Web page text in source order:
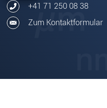
+41 71 250 08 38
Zum Kontaktformular